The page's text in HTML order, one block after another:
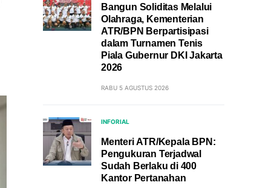
Bangun Soliditas Melalui
Olahraga, Kementerian
ATR/BPN Berpartisipasi
dalam Turnamen Tenis
Piala Gubernur DKI Jakarta
2026
RABU 5 AGUSTUS 2026
INFORIAL
Menteri ATR/Kepala BPN:
Pengukuran Terjadwal
Sudah Berlaku di 400
Kantor Pertanahan